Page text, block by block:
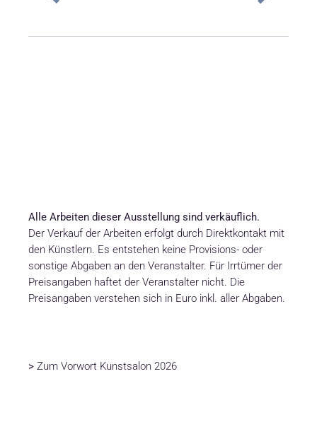
Alle Arbeiten dieser Ausstellung sind verkäuflich.
Der Verkauf der Arbeiten erfolgt durch Direktkontakt mit
den Künstlern. Es entstehen keine Provisions- oder
sonstige Abgaben an den Veranstalter. Für Irrtümer der
Preisangaben haftet der Veranstalter nicht. Die
Preisangaben verstehen sich in Euro inkl. aller Abgaben.
>Zum Vorwort Kunstsalon 2026